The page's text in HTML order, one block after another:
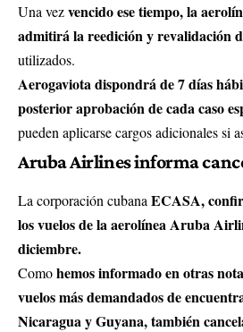
Una vezvencido ese tiempo, la
admitirá la reedición y revalidación
utilizados.
Aerogaviota dispondrá de 7 días
posterior aprobación de cada caso
pueden aplicarse cargos adicionales si
Aruba Airlines informa
La corporación cubanaECASA,
los vuelos de laaerolíneaAruba
diciembre.
Comohemos informado en otras
vuelos más demandados de
Nicaragua y Guyana, también